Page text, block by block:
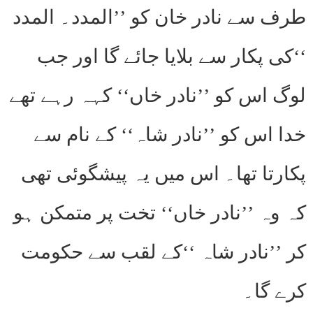
طرف سے نادر خان کو ’’المدد۔ المدد
‘‘کی پکار سے بلایا جائے گا اور جب
لوگ اس کو ’’نادر خاں‘‘ کہہ رہے تھے
خدا اس کو ’’نادر شاہ‘‘ کے نام سے
پکارتا تھا۔ اس میں یہ پیشگوئی تھی
کہ وہ ’’نادر خاں‘‘ تخت پر متمکن ہو
کر ’’نادر شاہ ‘‘کے لقب سے حکومت
کرے گا۔